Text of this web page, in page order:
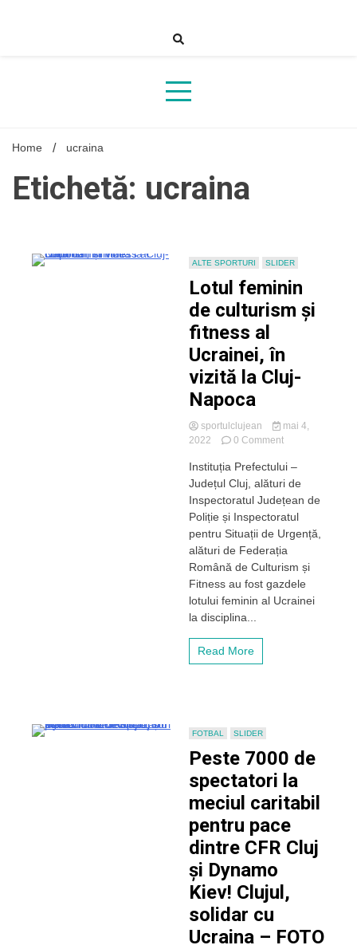
Home ucraina
Etichetă: ucraina
ALTE SPORTURI SLIDER
Lotul feminin
de culturism și
fitness al
Ucrainei, în
vizită la Cluj-
Napoca
sportulclujean
mai 4,
2022
0 Commenton
feminin
de
culturism
și
al
Ucrainei,
în
vizită
la
Instituția Prefectului –
Județul Cluj, alături de
Inspectoratul Județean de
Poliție și Inspectoratul
pentru Situații de Urgență,
alături de Federația
Română de Culturism și
Fitness au fost gazdele
lotului feminin al Ucrainei
la disciplina...
Read More
FOTBAL SLIDER
Peste 7000 de
spectatori la
meciul caritabil
pentru pace
dintre CFR Cluj
și Dynamo
Kiev! Clujul,
solidar cu
Ucraina – FOTO